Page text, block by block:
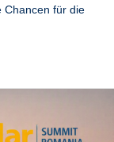
Chancen für die